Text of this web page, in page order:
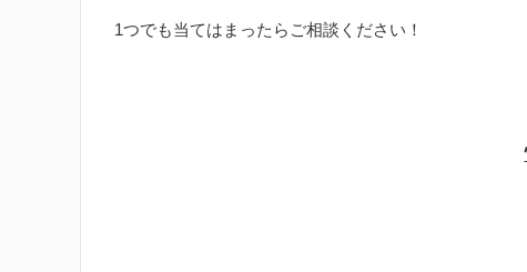
1つでも当てはまったらご相談ください！